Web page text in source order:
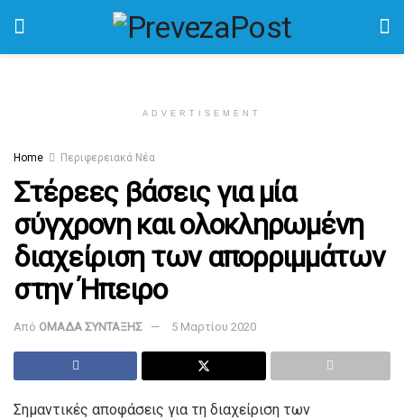
ADVERTISEMENT
Home Περιφερειακά Νέα
Στέρεες βάσεις για μία
σύγχρονη και ολοκληρωμένη
διαχείριση των απορριμμάτων
στην Ήπειρο
Από ΟΜΑΔΑ ΣΥΝΤΑΞΗΣ 5 Μαρτίου 2020
Σημαντικές αποφάσεις για τη διαχείριση των